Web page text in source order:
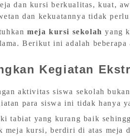
dan kursi berkualitas, kuat,
dan kekuatannya tidak
meja kursi sekolah yang
Berikut ini adalah
Kegiatan
aktivitas siswa sekolah
para siswa ini tidak hanya
tabiat yang kurang baik
meja kursi, berdiri di atas meja